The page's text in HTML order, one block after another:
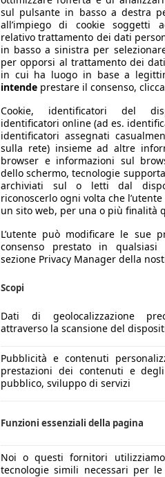
sul pulsante in basso a destra
all’impiego di cookie soggetti
relativo trattamento dei dati
in basso a sinistra per
per opporsi al trattamento dei
in cui ha luogo in base a
intende prestare il consenso,
Cookie, identificatori del
identificatori online (ad es.
identificatori assegnati
sulla rete) insieme ad altre
browser e informazioni sul
dello schermo, tecnologie
archiviati sul o letti dal
riconoscerlo ogni volta che
un sito web, per una o più finalità
L’utente può modificare le sue
consenso prestato in qualsiasi
sezione Privacy Manager della
Scopi
Dati di geolocalizzazione
attraverso la scansione del
Pubblicità e contenuti
prestazioni dei contenuti e
pubblico, sviluppo di servizi
Funzioni essenziali della pagina
Noi o questi fornitori
tecnologie simili necessari per